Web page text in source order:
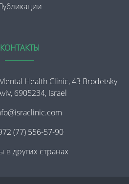
КОНТАКТЫ
Health Clinic, 43 Brodetsky
6905234, Israel
(77) 556-57-90
в других странах